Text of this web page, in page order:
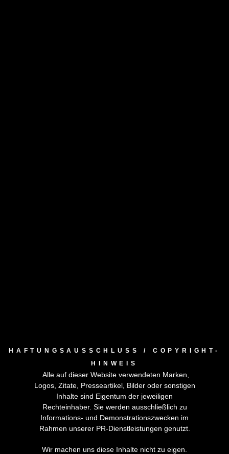
HAFTUNGSAUSSCHLUSS / COPYRIGHT-
HINWEIS
Alle auf dieser Website verwendeten Marken,
Logos, Zitate, Presseartikel, Bilder oder sonstigen
Inhalte sind Eigentum der jeweiligen
Rechteinhaber. Sie werden ausschließlich zu
Informations- und Demonstrationszwecken im
Rahmen unserer PR-Dienstleistungen genutzt.
Wir machen uns diese Inhalte nicht zu eigen.